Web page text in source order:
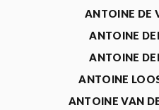
ANTOINE DE
ANTOINE
ANTOINE
ANTOINE
ANTOINE VAN